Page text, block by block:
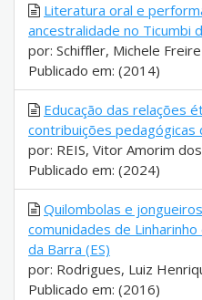
Literatura oral e
ancestralidade no Ticumbi
por: Schiffler, Michele Freire
Publicado em: (2014)
Educação das relações
contribuições pedagógicas
por: REIS, Vitor Amorim
Publicado em: (2024)
Quilombolas e
comunidades de
da Barra (ES)
por: Rodrigues, Luiz
Publicado em: (2016)